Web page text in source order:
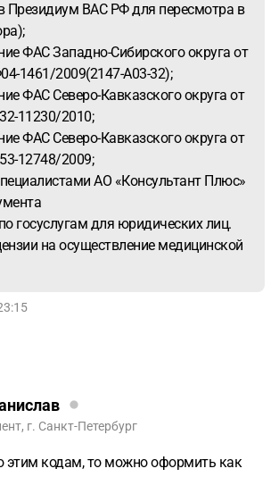
Президиум ВАС РФ для пересмотра в
ФАС Западно-Сибирского округа от
1461/2009(2147-А03-32);
ФАС Северо-Кавказского округа от
11230/2010;
ФАС Северо-Кавказского округа от
12748/2009;
АО «Консультант Плюс»
госуслугам для юридических лиц.
на осуществление медицинской
г. Санкт-Петербург
этим кодам, то можно оформить как